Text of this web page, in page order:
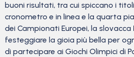
buoni risultati, tra cui spiccano i
cronometro e in linea e la quarta
dei Campionati Europei, la slovacca
festeggiare la gioia più bella per
di partecipare ai Giochi Olimpici di